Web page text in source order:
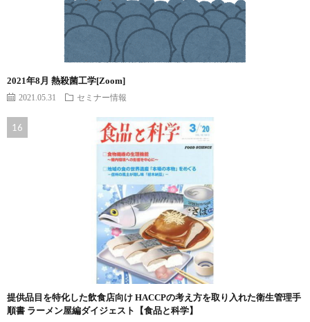
2021年8月 熱殺菌工学[Zoom]
2021.05.31 セミナー情報
提供品目を特化した飲食店向け HACCPの考え方を取り入れた衛生管理手
順書 ラーメン屋編ダイジェスト【食品と科学】